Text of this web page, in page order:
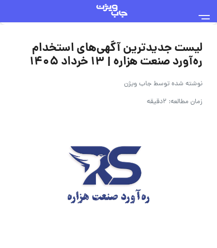
لیست جدیدترین آگهی‌های استخدام
ره‌آورد صنعت هزاره | ۱۳ خرداد ۱۴۰۵
نوشته شده توسطجاب ویژن
زمان مطالعه: 2دقیقه